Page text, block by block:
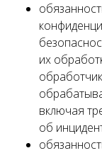
их
включая
об